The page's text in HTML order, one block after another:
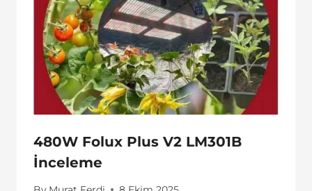
480W Folux Plus V2 LM301B
İnceleme